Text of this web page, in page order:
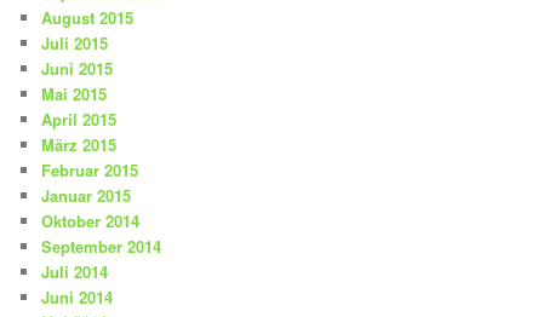
August 2015
Juli 2015
Juni 2015
Mai 2015
April 2015
März 2015
Februar 2015
Januar 2015
Oktober 2014
September 2014
Juli 2014
Juni 2014